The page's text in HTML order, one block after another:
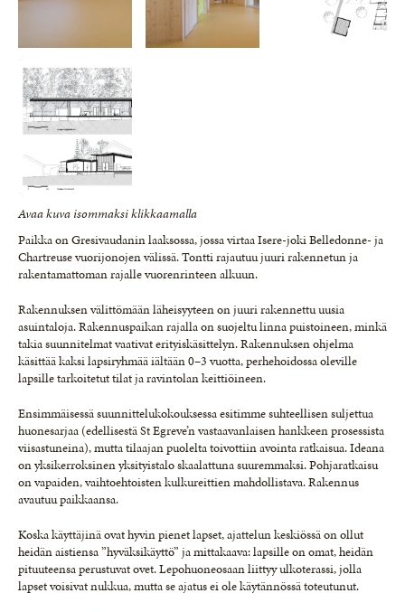
Avaa kuva isommaksi klikkaamalla
Paikka on Gresivaudanin laaksossa, jossa virtaa Isere-joki Belledonne- ja
Chartreuse vuorijonojen välissä. Tontti rajautuu juuri rakennetun ja
rakentamattoman rajalle vuorenrinteen alkuun.
Rakennuksen välittömään läheisyyteen on juuri rakennettu uusia
asuintaloja. Rakennuspaikan rajalla on suojeltu linna puistoineen, minkä
takia suunnitelmat vaativat erityiskäsittelyn. Rakennuksen ohjelma
käsittää kaksi lapsiryhmää iältään 0–3 vuotta, perhehoidossa oleville
lapsille tarkoitetut tilat ja ravintolan keittiöineen.
Ensimmäisessä suunnittelukokouksessa esitimme suhteellisen suljettua
huonesarjaa (edellisestä St Egreve’n vastaavanlaisen hankkeen prosessista
viisastuneina), mutta tilaajan puolelta toivottiin avointa ratkaisua. Ideana
on yksikerroksinen yksityistalo skaalattuna suuremmaksi. Pohjaratkaisu
on vapaiden, vaihtoehtoisten kulkureittien mahdollistava. Rakennus
avautuu paikkaansa.
Koska käyttäjinä ovat hyvin pienet lapset, ajattelun keskiössä on ollut
heidän aistiensa ”hyväksikäyttö” ja mittakaava: lapsille on omat, heidän
pituuteensa perustuvat ovet. Lepohuoneosaan liittyy ulkoterassi, jolla
lapset voisivat nukkua, mutta se ajatus ei ole käytännössä toteutunut.